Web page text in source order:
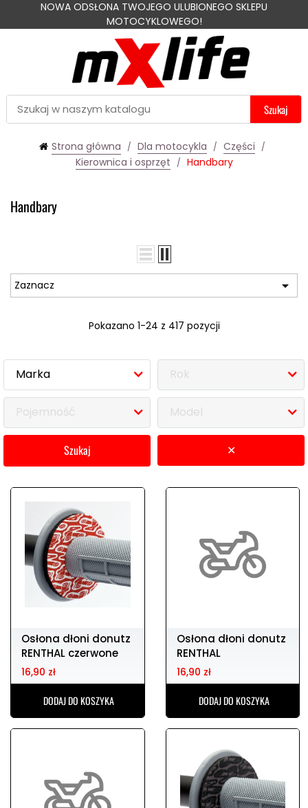
NOWA ODSŁONA TWOJEGO ULUBIONEGO SKLEPU
MOTOCYKLOWEGO!
Szukaj
Strona główna Dla motocykla
Części
Kierownica i osprzęt
Handbary
Handbary
Zaznacz 
Pokazano 1-24 z 417 pozycji
Marka Rok
Pojemność Model
szukaj ✕
Osłona dłoni donutz
RENTHAL czerwone
16,90 zł
DODAJ DO KOSZYKA
Osłona dłoni donutz
RENTHAL
biało/zielone
16,90 zł
DODAJ DO KOSZYKA